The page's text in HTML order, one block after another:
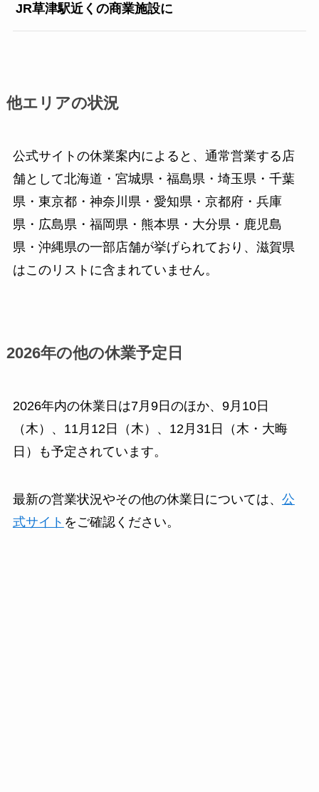
JR草津駅近くの商業施設に
他エリアの状況
公式サイトの休業案内によると、通常営業する店
舗として北海道・宮城県・福島県・埼玉県・千葉
県・東京都・神奈川県・愛知県・京都府・兵庫
県・広島県・福岡県・熊本県・大分県・鹿児島
県・沖縄県の一部店舗が挙げられており、滋賀県
はこのリストに含まれていません。
2026年の他の休業予定日
2026年内の休業日は7月9日のほか、9月10日
（木）、11月12日（木）、12月31日（木・大晦
日）も予定されています。
最新の営業状況やその他の休業日については、 公
式サイト をご確認ください。